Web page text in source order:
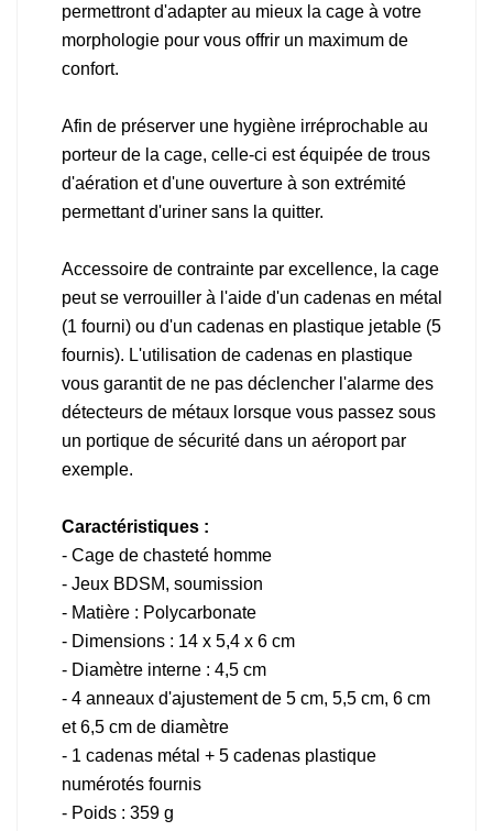
permettront d'adapter au mieux la cage à votre
morphologie pour vous offrir un maximum de
confort.
Afin de préserver une hygiène irréprochable au
porteur de la cage, celle-ci est équipée de trous
d'aération et d'une ouverture à son extrémité
permettant d'uriner sans la quitter.
Accessoire de contrainte par excellence, la cage
peut se verrouiller à l'aide d'un cadenas en métal
(1 fourni) ou d'un cadenas en plastique jetable (5
fournis). L'utilisation de cadenas en plastique
vous garantit de ne pas déclencher l'alarme des
détecteurs de métaux lorsque vous passez sous
un portique de sécurité dans un aéroport par
exemple.
Caractéristiques :
- Cage de chasteté homme
- Jeux BDSM, soumission
- Matière : Polycarbonate
- Dimensions : 14 x 5,4 x 6 cm
- Diamètre interne : 4,5 cm
- 4 anneaux d'ajustement de 5 cm, 5,5 cm, 6 cm
et 6,5 cm de diamètre
- 1 cadenas métal + 5 cadenas plastique
numérotés fournis
- Poids : 359 g